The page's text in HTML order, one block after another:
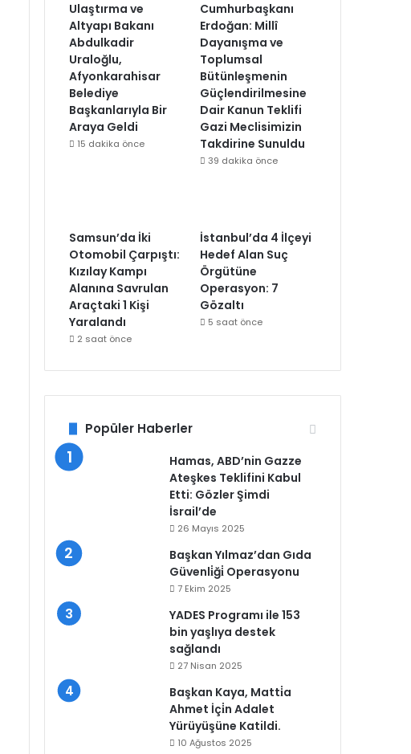
Ulaştırma ve
Altyapı Bakanı
Abdulkadir
Uraloğlu,
Afyonkarahisar
Belediye
Başkanlarıyla Bir
Araya Geldi
15 dakika önce
Cumhurbaşkanı
Erdoğan: Millî
Dayanışma ve
Toplumsal
Bütünleşmenin
Güçlendirilmesine
Dair Kanun Teklifi
Gazi Meclisimizin
Takdirine Sunuldu
39 dakika önce
Samsun’da İki
Otomobil Çarpıştı:
Kızılay Kampı
Alanına Savrulan
Araçtaki 1 Kişi
Yaralandı
2 saat önce
İstanbul’da 4 İlçeyi
Hedef Alan Suç
Örgütüne
Operasyon: 7
Gözaltı
5 saat önce
Popüler Haberler
Hamas, ABD’nin Gazze
Ateşkes Teklifini Kabul
Etti: Gözler Şimdi
İsrail’de
26 Mayıs 2025
Başkan Yılmaz’dan Gıda
Güvenli̇ği̇ Operasyonu
7 Ekim 2025
YADES Programı ile 153
bin yaşlıya destek
sağlandı
27 Nisan 2025
Başkan Kaya, Matti̇a
Ahmet İçi̇n Adalet
Yürüyüşüne Katildi.
10 Ağustos 2025